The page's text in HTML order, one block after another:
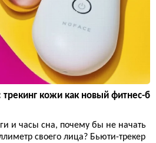
кожи как новый фитнес-б
и часы сна, почему бы не начать
своего лица? Бьюти-трекер